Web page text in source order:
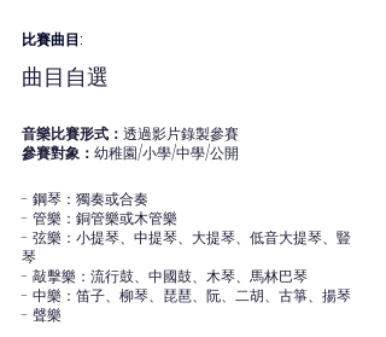
比賽曲目:
曲目自選
音樂比賽形式： 透過影片錄製參賽
參賽對象： 幼稚園/小學/中學/公開
- 鋼琴：獨奏或合奏
- 管樂：銅管樂或木管樂
- 弦樂：小提琴、中提琴、大提琴、低音大提琴、豎
琴
- 敲擊樂：流行鼓、中國鼓、木琴、馬林巴琴
- 中樂：笛子、柳琴、琵琶、阮、二胡、古箏、揚琴
- 聲樂